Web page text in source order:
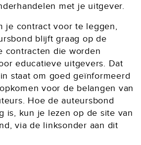
met je uitgever.
je contract voor te leggen,
blijft graag op de
contracten die worden
educatieve uitgevers. Dat
staat om goed geïnformeerd
voor de belangen van
Hoe de auteursbond
is, kun je lezen op de site van
via de linksonder aan dit